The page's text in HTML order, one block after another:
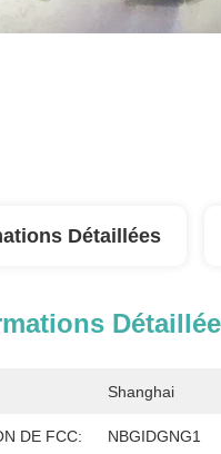
Détaillées
Shanghai
DE FCC: NBGIDGNG1